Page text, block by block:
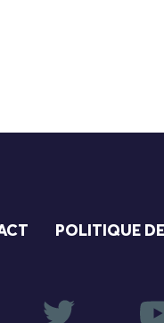
POLITIQUE